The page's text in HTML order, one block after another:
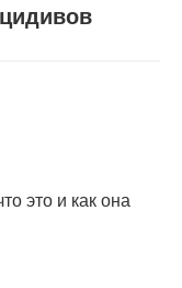
это и как она